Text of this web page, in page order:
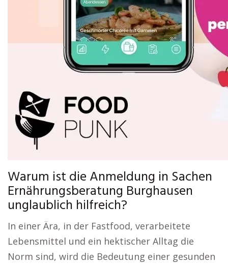
Warum ist die Anmeldung in Sachen
Ernährungsberatung Burghausen
unglaublich hilfreich?
In einer Ära, in der Fastfood, verarbeitete
Lebensmittel und ein hektischer Alltag die
Norm sind, wird die Bedeutung einer gesunden